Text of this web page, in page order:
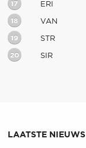
17 ERI
18 VAN
19 STR
20 SIR
LAATSTE NIEUWS